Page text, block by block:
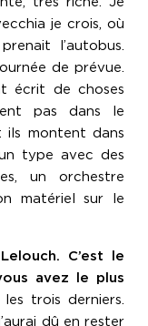
je crois, où
l’autobus.
de prévue.
écrit de choses
pas dans le
ils montent dans
type avec des
un orchestre
matériel sur le
C’est le
avez le plus
trois derniers.
dû en rester